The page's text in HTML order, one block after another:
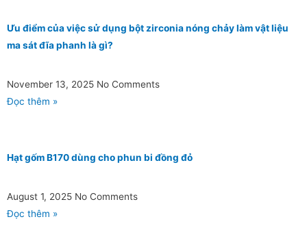
Ưu điểm của việc sử dụng bột zirconia nóng chảy làm vật liệu
ma sát đĩa phanh là gì?
November 13, 2025 No Comments
Đọc thêm »
Hạt gốm B170 dùng cho phun bi đồng đỏ
August 1, 2025 No Comments
Đọc thêm »